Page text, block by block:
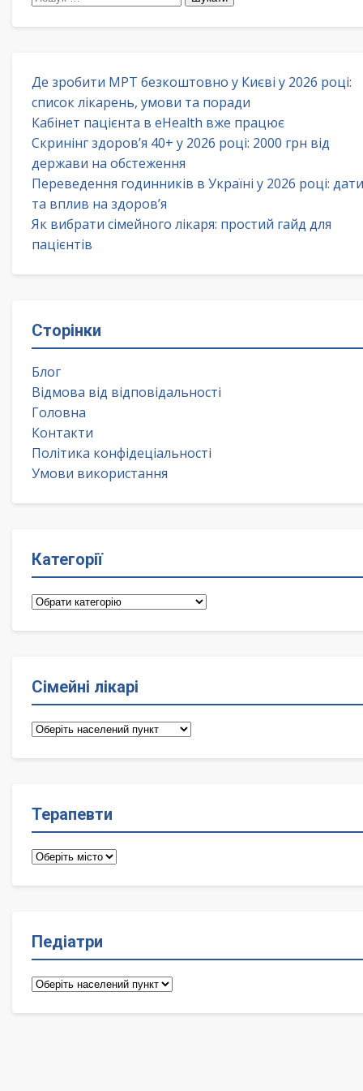
Де зробити МРТ безкоштовно у Києві у 2026 році:
список лікарень, умови та поради
Кабінет пацієнта в eHealth вже працює
Скринінг здоров’я 40+ у 2026 році: 2000 грн від
держави на обстеження
Переведення годинників в Україні у 2026 році: дати
та вплив на здоров’я
Як вибрати сімейного лікаря: простий гайд для
пацієнтів
Сторінки
Блог
Відмова від відповідальності
Головна
Контакти
Політика конфідеціальності
Умови використання
Категорії
Категорії
Сімейні лікарі
Сімейні
Терапевти
Терапевти
Педіатри
Педіатри